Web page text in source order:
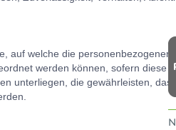
auf welche die personenbezogenen
werden können, sofern diese
unterliegen, die gewährleisten,